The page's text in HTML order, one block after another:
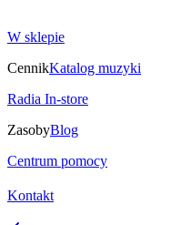
W sklepie
CennikKatalog muzyki
Radia In-store
ZasobyBlog
Centrum pomocy
Kontakt